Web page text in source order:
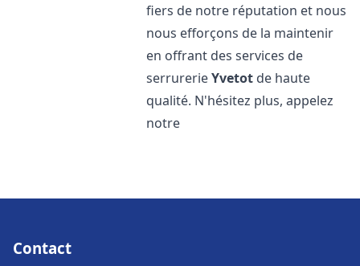
fiers de notre réputation et nous
nous efforçons de la maintenir
en offrant des services de
serrurerieYvetot de haute
qualité. N'hésitez plus, appelez
notre
Contact